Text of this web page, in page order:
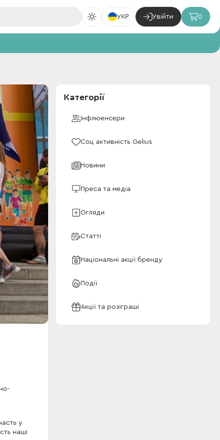
УКР Увійти 0
у
наші
Категорії
Інфлюенсери
Соц активність Gelius
Новини
Преса та медіа
Огляди
Статті
Національні акції бренду
Події
Акції та розіграші